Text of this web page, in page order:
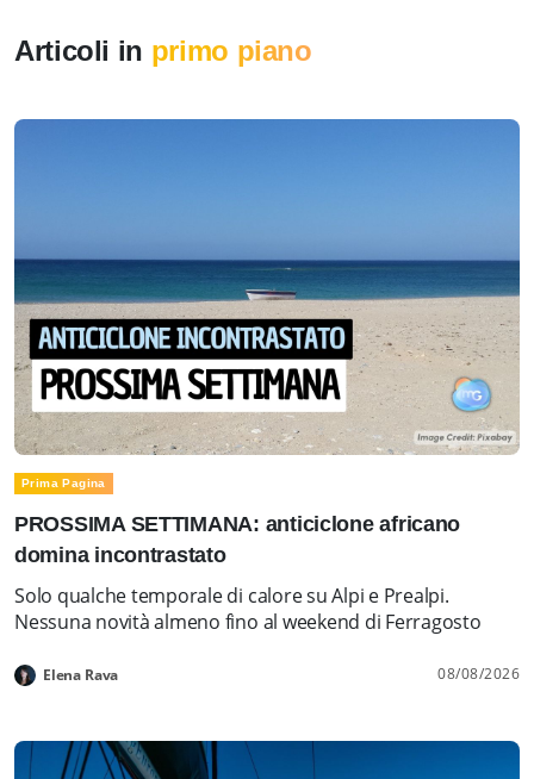
Articoli in primo piano
Prima Pagina
PROSSIMA SETTIMANA: anticiclone africano
domina incontrastato
Solo qualche temporale di calore su Alpi e Prealpi.
Nessuna novità almeno fino al weekend di Ferragosto
Elena Rava 08/08/2026